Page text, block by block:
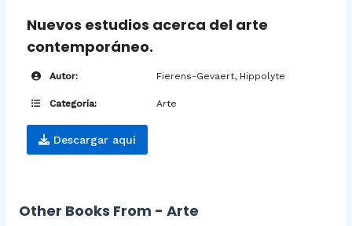
Nuevos estudios acerca del arte
contemporáneo.
Autor: Fierens-Gevaert, Hippolyte
Categoría: Arte
Descargar aquí
Other Books From - Arte